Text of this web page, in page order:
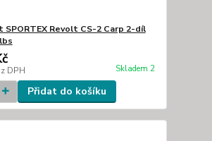
SPORTEX Revolt CS-2 Carp 2-díl
DPH Skladem 2
Přidat do košíku